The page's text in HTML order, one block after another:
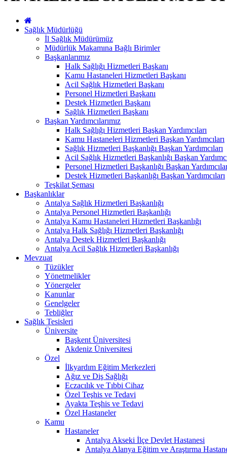
Sağlık Müdürlüğü
İl Sağlık Müdürümüz
Müdürlük Makamına Bağlı Birimler
Başkanlarımız
Halk Sağlığı Hizmetleri Başkanı
Kamu Hastaneleri Hizmetleri Başkanı
Acil Sağlık Hizmetleri Başkanı
Personel Hizmetleri Başkanı
Destek Hizmetleri Başkanı
Sağlık Hizmetleri Başkanı
Başkan Yardımcılarımız
Halk Sağlığı Hizmetleri Başkan Yardımcıları
Kamu Hastaneleri Hizmetleri Başkan Yardımcıları
Sağlık Hizmetleri Başkanlığı Başkan Yardımcıları
Acil Sağlık Hizmetleri Başkanlığı Başkan
Personel Hizmetleri Başkanlığı Başkan
Destek Hizmetleri Başkanlığı Başkan Yardımcıları
Teşkilat Şeması
Başkanlıklar
Antalya Sağlık Hizmetleri Başkanlığı
Antalya Personel Hizmetleri Başkanlığı
Antalya Kamu Hastaneleri Hizmetleri Başkanlığı
Antalya Halk Sağlığı Hizmetleri Başkanlığı
Antalya Destek Hizmetleri Başkanlığı
Antalya Acil Sağlık Hizmetleri Başkanlığı
Mevzuat
Tüzükler
Yönetmelikler
Yönergeler
Kanunlar
Genelgeler
Tebliğler
Sağlık Tesisleri
Üniversite
Başkent Üniversitesi
Akdeniz Üniversitesi
Özel
İlkyardım Eğitim Merkezleri
Ağız ve Diş Sağlığı
Eczacılık ve Tıbbi Cihaz
Özel Teşhis ve Tedavi
Ayakta Teşhis ve Tedavi
Özel Hastaneler
Kamu
Hastaneler
Antalya Akseki İlçe Devlet Hastanesi
Antalya Alanya Eğitim ve Araştırma